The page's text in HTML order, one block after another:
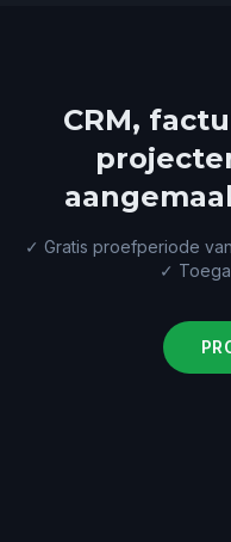
CRM,
✓ Gratis proefperiode
✓